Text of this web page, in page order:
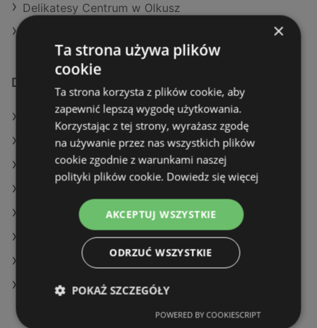
Delikatesy Centrum w Olkusz
Dodatkowe łącza
Oferty Delikatesy Centrum
Oferty POLOmarket
Oferty Auchan
Aktualne gazetki Dealz
Aktualne gazetki Chorten
Aktualne gazetki Eurocash
Aktualne gazetki Żabka
×
Ta strona używa plików
cookie
Ta strona korzysta z plików cookie, aby
zapewnić lepszą wygodę użytkowania.
Korzystając z tej strony, wyrażasz zgodę
na używanie przez nas wszystkich plików
cookie zgodnie z warunkami naszej
polityki plików cookie. Dowiedz się więcej
AKCEPTUJ WSZYSTKIE
ODRZUĆ WSZYSTKIE
POKAŻ SZCZEGÓŁY
POWERED BY COOKIESCRIPT